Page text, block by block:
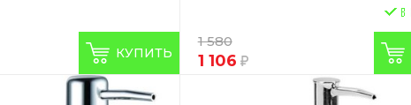
КУПИТЬ
1 580
1 106